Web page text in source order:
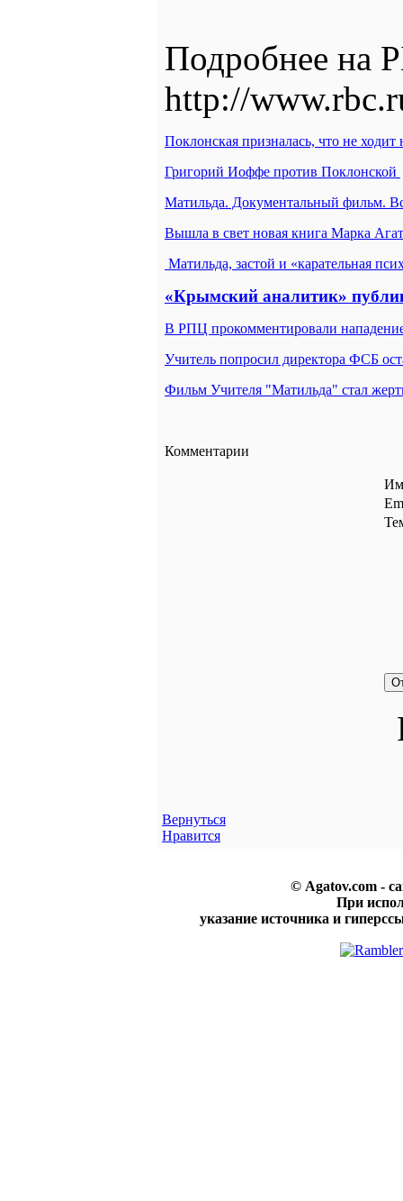
Подробнее на
http://
Поклонская призналась, что не
Григорий Иоффе против Поклонской
Матильда. Документальный фильм.
Вышла в свет новая книга Марка
Матильда, застой и «карательная
«Крымский аналитик»
В РПЦ прокомментировали
Учитель попросил директора ФСБ
Фильм Учителя "Матильда" стал
Комментарии
Вернуться
Нравится
© Agatov.com -
При
указание источника и